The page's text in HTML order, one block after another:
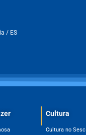
/ ES
Cultura
Cultura no Sesc